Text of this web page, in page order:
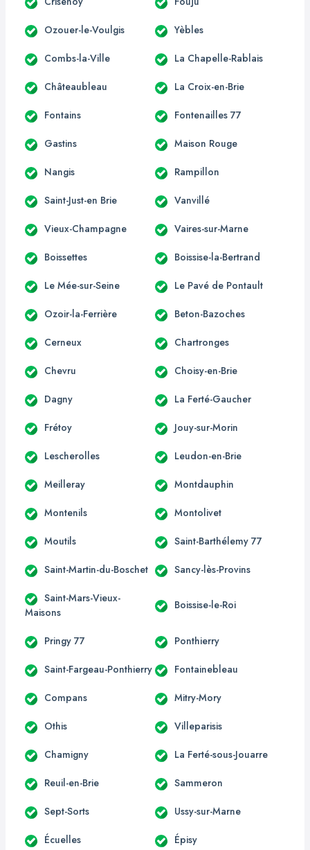
Ozouer-le-Voulgis Yèbles
Combs-la-Ville La Chapelle-Rablais
Châteaubleau La Croix-en-Brie
Fontains Fontenailles 77
Gastins Maison Rouge
Nangis Rampillon
Saint-Just-en Brie Vanvillé
Vieux-Champagne Vaires-sur-Marne
Boissettes Boissise-la-Bertrand
Le Mée-sur-Seine Le Pavé de Pontault
Ozoir-la-Ferrière Beton-Bazoches
Cerneux Chartronges
Chevru Choisy-en-Brie
Dagny La Ferté-Gaucher
Frétoy Jouy-sur-Morin
Lescherolles Leudon-en-Brie
Meilleray Montdauphin
Montenils Montolivet
Moutils Saint-Barthélemy 77
Saint-Martin-du-Boschet Sancy-lès-Provins
Saint-Mars-Vieux-
Maisons
Boissise-le-Roi
Pringy 77 Ponthierry
Saint-Fargeau-Ponthierry Fontainebleau
Compans Mitry-Mory
Othis Villeparisis
Chamigny La Ferté-sous-Jouarre
Reuil-en-Brie Sammeron
Sept-Sorts Ussy-sur-Marne
Écuelles Épisy